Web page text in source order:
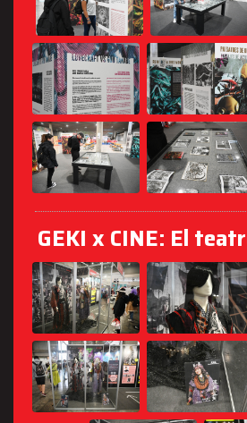
GEKI x CINE: El